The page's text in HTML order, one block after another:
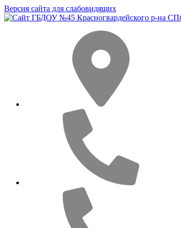
Версия сайта для слабовидящих